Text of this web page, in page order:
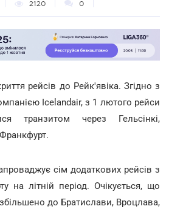
2120 0
рейсів до Рейк'явіка. Згідно з
Icelandair, з 1 лютого рейси
транзитом через Гельсінкі,
сім додаткових рейсів з
на літній період. Очікується, що
збільшено до Братислави, Вроцлава,